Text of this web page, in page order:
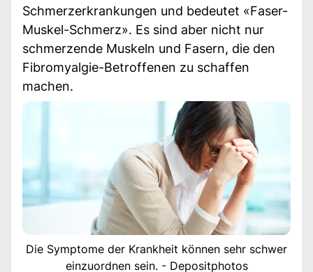
Schmerzerkrankungen und bedeutet «Faser-
Muskel-Schmerz». Es sind aber nicht nur
schmerzende Muskeln und Fasern, die den
Fibromyalgie-Betroffenen zu schaffen
machen.
Die Symptome der Krankheit können sehr schwer
einzuordnen sein. - Depositphotos